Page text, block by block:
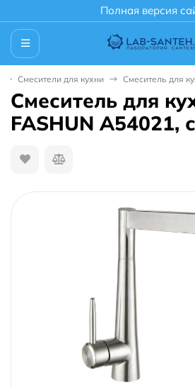
Полная версия
Смесители для кухни Смеситель для
Смеситель для
FASHUN A54021,